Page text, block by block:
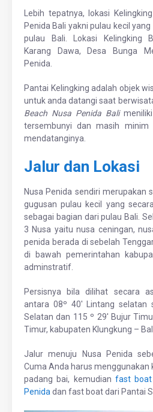
Lebih tepatnya, lokasi
Penida Bali yakni pulau kecil
pulau Bali. Lokasi Kelingking
Karang Dawa, Desa Bunga
Penida.
Pantai Kelingking adalah objek
untuk anda datangi saat
Beach Nusa Penida Balimeniliki
tersembunyi dan masih minim
mendatanginya.
Jalur dan Lokasi
Nusa Penida sendiri merupakan
gugusan pulau kecil yang
sebagai bagian dari pulau Bali.
3 Nusa yaitu nusa ceningan,
penida berada di sebelah
di bawah pemerintahan
adminstratif.
Persisnya bila dilihat secara
antara 08º 40′ Lintang selatan
Selatan dan 115 º 29′ Bujur
Timur, kabupaten Klungkung – Bali
Jalur menuju Nusa Penida
Cuma Anda harus menggunakan
padang bai, kemudian fast boat
Penida dan fast boat dari Pantai